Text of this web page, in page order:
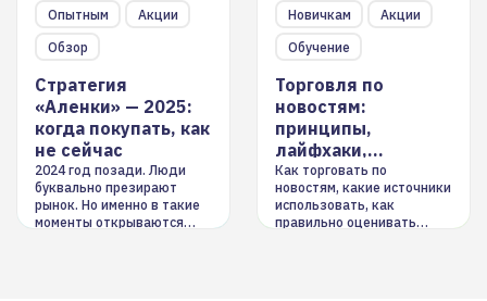
Опытным
Акции
Обзор
Стратегия
«Аленки» — 2025:
когда покупать, как
не сейчас
2024 год позади. Люди
буквально презирают
рынок. Но именно в такие
моменты открываются
Новичкам
Акции
Обучение
Торговля по
новостям:
принципы,
лайфхаки,
инструменты
Как торговать по
новостям, какие источники
использовать, как
правильно оценивать